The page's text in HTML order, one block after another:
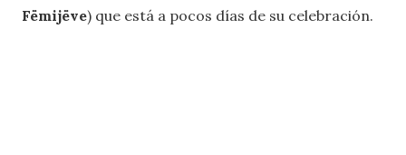
Fëmijëve) que está a pocos días de su celebración.